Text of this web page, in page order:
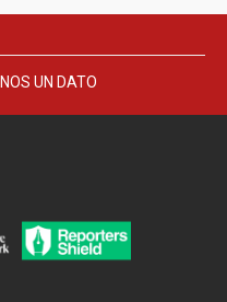
UN DATO